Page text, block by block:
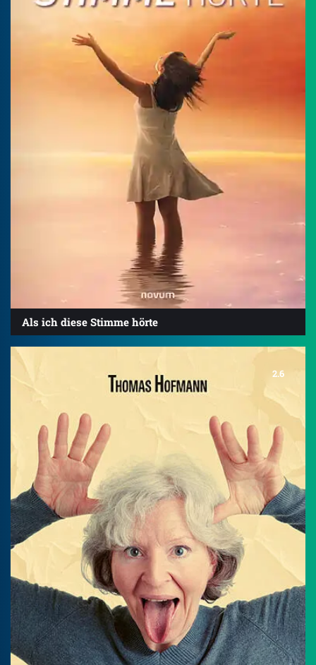
Als ich diese Stimme hörte
2.6